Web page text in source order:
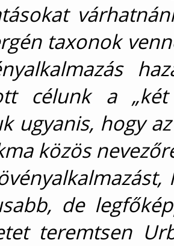
taxonok
célunk a
ugyanis, hogy
közös
de
teremtsen